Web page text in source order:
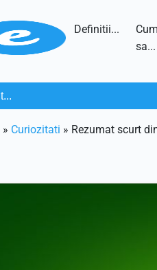
Definitii...
Cum
sa...
» Curiozitati » Rezumat scurt